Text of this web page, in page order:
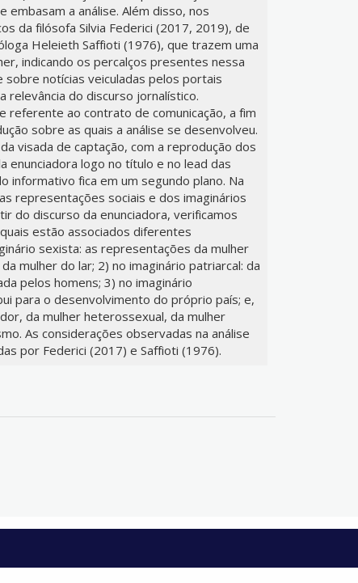
embasam a análise. Além disso, nos
da filósofa Silvia Federici (2017, 2019), de
Heleieth Saffioti (1976), que trazem uma
indicando os percalços presentes nessa
notícias veiculadas pelos portais
do discurso jornalístico.
referente ao contrato de comunicação, a fim
sobre as quais a análise se desenvolveu.
visada de captação, com a reprodução dos
enunciadora logo no título e no lead das
informativo fica em um segundo plano. Na
representações sociais e dos imaginários
do discurso da enunciadora, verificamos
estão associados diferentes
sexista: as representações da mulher
mulher do lar; 2) no imaginário patriarcal: da
pelos homens; 3) no imaginário
para o desenvolvimento do próprio país; e,
da mulher heterossexual, da mulher
As considerações observadas na análise
por Federici (2017) e Saffioti (1976).